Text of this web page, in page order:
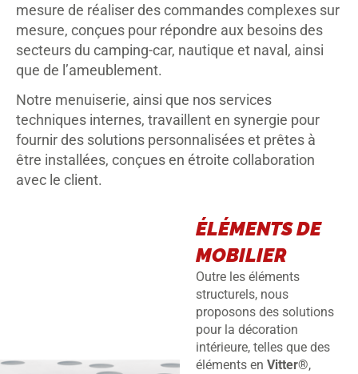
mesure de réaliser des commandes complexes sur
mesure, conçues pour répondre aux besoins des
secteurs du camping-car, nautique et naval, ainsi
que de l’ameublement.
Notre menuiserie, ainsi que nos services
techniques internes, travaillent en synergie pour
fournir des solutions personnalisées et prêtes à
être installées, conçues en étroite collaboration
avec le client.
ÉLÉMENTS DE
MOBILIER
Outre les éléments
structurels, nous
proposons des solutions
pour la décoration
intérieure, telles que des
éléments enVitter®,